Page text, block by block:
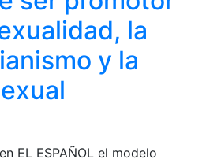
la
y la
EL ESPAÑOL el modelo